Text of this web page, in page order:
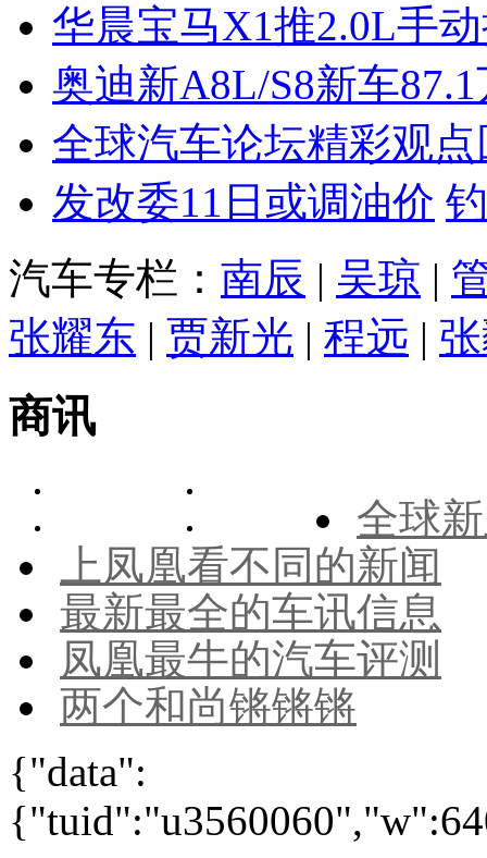
华晨宝马X1推2.0L手
奥迪新A8L/S8新车
全球汽车论坛精彩观点
发改委11日或调油价
汽车专栏： 南辰 | 吴琼 |
张耀东 | 贾新光 | 程远 |
商讯
全球
上凤凰看不同的新闻
最新最全的车讯信息
凤凰最牛的汽车评测
两个和尚锵锵锵
{"data":